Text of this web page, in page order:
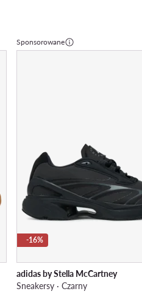
Sponsorowane
-16%
adidas by Stella McCartney
Sneakersy · Czarny